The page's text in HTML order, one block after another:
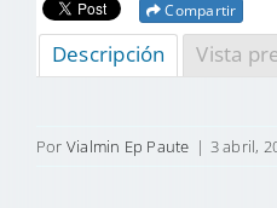
Compartir
Descripción Vista
Por Vialmin Ep Paute | 3 abril,